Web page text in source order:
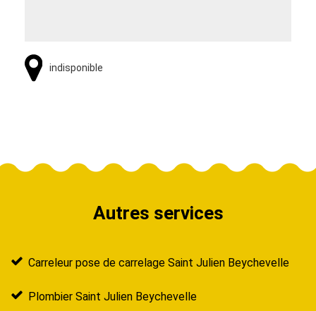
indisponible
Autres services
Carreleur pose de carrelage Saint Julien Beychevelle
Plombier Saint Julien Beychevelle